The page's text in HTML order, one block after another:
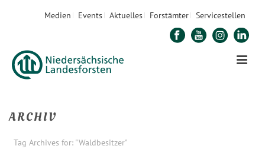
Medien Events Aktuelles Forstämter Servicestellen
ARCHIV
Tag Archives for: "Waldbesitzer"